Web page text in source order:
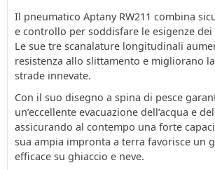
Il pneumatico Aptany RW211 combina
e controllo per soddisfare le esigenze
Le sue tre scanalature longitudinali
resistenza allo slittamento e migliorano
strade innevate.
Con il suo disegno a spina di pesce
un’eccellente evacuazione dell’acqua e
assicurando al contempo una forte
sua ampia impronta a terra favorisce un
efficace su ghiaccio e neve.